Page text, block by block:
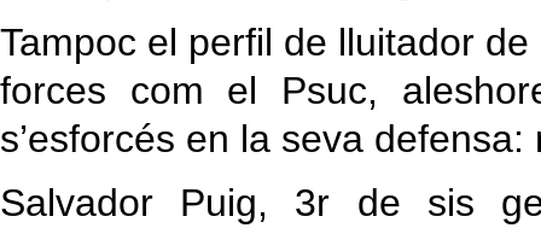
Tampoc el perfil de lluitador
forces com el Psuc,
s’esforcés en la seva
Salvador Puig, 3r de sis